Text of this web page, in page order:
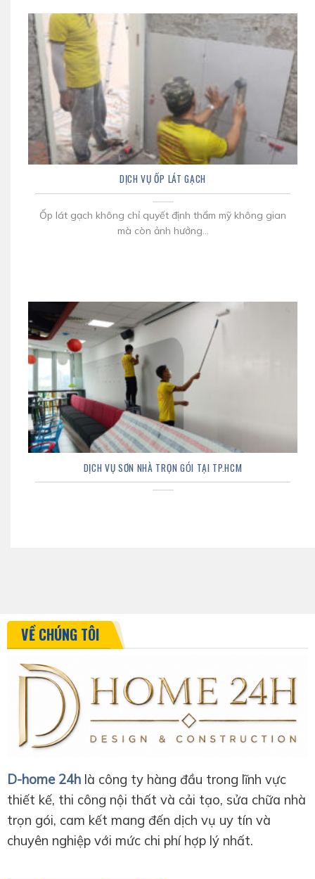
DỊCH VỤ ỐP LÁT GẠCH
Ốp lát gạch không chỉ quyết định thẩm mỹ không gian
mà còn ảnh hưởng...
DỊCH VỤ SƠN NHÀ TRỌN GÓI TẠI TP.HCM
VỀ CHÚNG TÔI
D-home 24h là công ty hàng đầu trong lĩnh vực
thiết kế, thi công nội thất và cải tạo, sửa chữa nhà
trọn gói, cam kết mang đến dịch vụ uy tín và
chuyên nghiệp với mức chi phí hợp lý nhất.